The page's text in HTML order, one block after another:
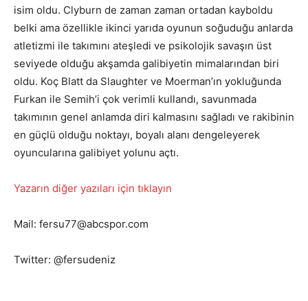
isim oldu. Clyburn de zaman zaman ortadan kayboldu
belki ama özellikle ikinci yarıda oyunun soğuduğu anlarda
atletizmi ile takımını ateşledi ve psikolojik savaşın üst
seviyede olduğu akşamda galibiyetin mimalarından biri
oldu. Koç Blatt da Slaughter ve Moerman’ın yokluğunda
Furkan ile Semih’i çok verimli kullandı, savunmada
takımının genel anlamda diri kalmasını sağladı ve rakibinin
en güçlü olduğu noktayı, boyalı alanı dengeleyerek
oyuncularına galibiyet yolunu açtı.
Yazarın diğer yazıları için tıklayın
Mail: fersu77@abcspor.com
Twitter: @fersudeniz